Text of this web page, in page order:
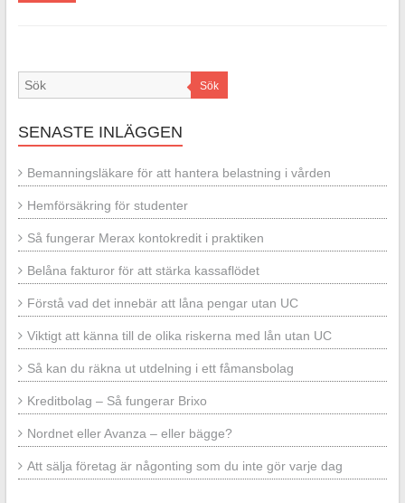
Sök
SENASTE INLÄGGEN
Bemanningsläkare för att hantera belastning i vården
Hemförsäkring för studenter
Så fungerar Merax kontokredit i praktiken
Belåna fakturor för att stärka kassaflödet
Förstå vad det innebär att låna pengar utan UC
Viktigt att känna till de olika riskerna med lån utan UC
Så kan du räkna ut utdelning i ett fåmansbolag
Kreditbolag – Så fungerar Brixo
Nordnet eller Avanza – eller bägge?
Att sälja företag är någonting som du inte gör varje dag